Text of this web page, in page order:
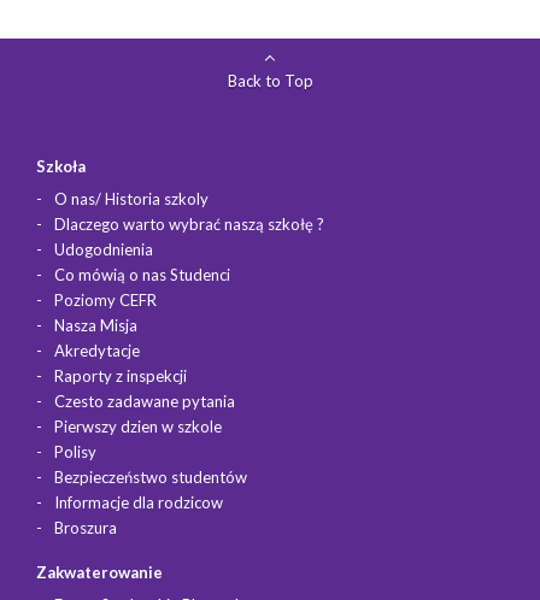
Back to Top
Szkoła
O nas/ Historia szkoly
Dlaczego warto wybrać naszą szkołę ?
Udogodnienia
Co mówią o nas Studenci
Poziomy CEFR
Nasza Misja
Akredytacje
Raporty z inspekcji
Czesto zadawane pytania
Pierwszy dzien w szkole
Polisy
Bezpieczeństwo studentów
Informacje dla rodzicow
Broszura
Zakwaterowanie